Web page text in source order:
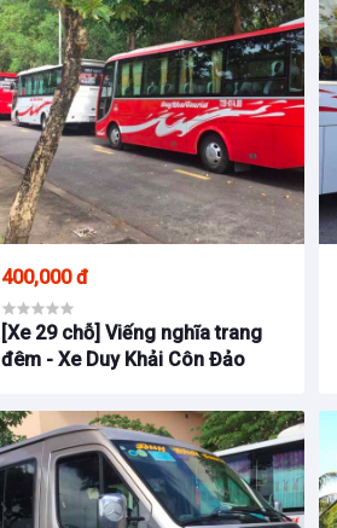
400,000 đ
[Xe 29 chỗ] Viếng nghĩa trang
đêm - Xe Duy Khải Côn Đảo